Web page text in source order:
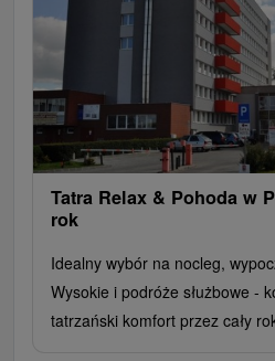
Tatra Relax & Pohoda w
rok
Idealny wybór na nocleg,
Wysokie i podróże służbowe -
tatrzański komfort przez cały